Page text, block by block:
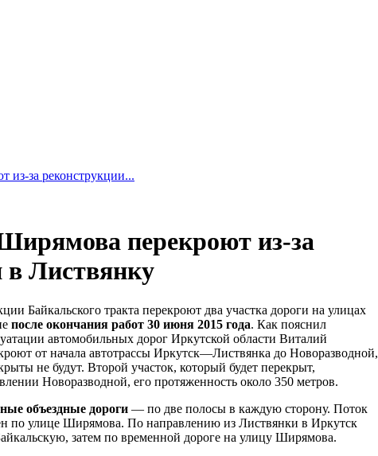
из-за реконструкции...
перекроют из-за
в Листвянку
Байкальского тракта перекроют два участка дороги на улицах
после окончания работ 30 июня 2015 года. Как пояснил
автомобильных дорог Иркутской области Виталий
от начала автотрассы Иркутск—Листвянка до Новоразводной,
не будут. Второй участок, который будет перекрыт,
Новоразводной, его протяженность около 350 метров.
объездные дороги — по две полосы в каждую сторону. Поток
по улице Ширямова. По направлению из Листвянки в Иркутск
затем по временной дороге на улицу Ширямова.